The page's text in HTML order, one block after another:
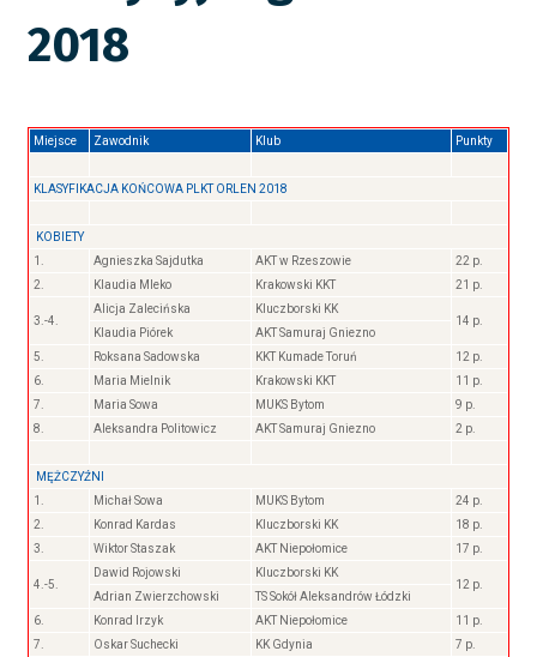
2018
Miejsce Zawodnik Klub Punkty
KLASYFIKACJA KOŃCOWA PLKT ORLEN 2018
KOBIETY
1.
Agnieszka Sajdutka AKT w Rzeszowie
22 p.
2.
Klaudia Mleko Krakowski KKT 21 p.
3.-4.
Alicja Zalecińska
Kluczborski KK
14 p.
Klaudia Piórek
AKT Samuraj Gniezno
5.
Roksana Sadowska KKT Kumade Toruń
12 p.
6.
Maria Mielnik Krakowski KKT
11 p.
7.
Maria Sowa MUKS Bytom
9 p.
8.
Aleksandra Politowicz AKT Samuraj Gniezno 2 p.
MĘŻCZYŹNI
1.
Michał Sowa MUKS Bytom
24 p.
2.
Konrad Kardas Kluczborski KK
18 p.
3.
Wiktor Staszak AKT Niepołomice 17 p.
4.-5.
Dawid Rojowski
Kluczborski KK
12 p.
Adrian Zwierzchowski
TS Sokół Aleksandrów Łódzki
6.
Konrad Irzyk AKT Niepołomice
11 p.
7.
Oskar Suchecki KK Gdynia
7 p.